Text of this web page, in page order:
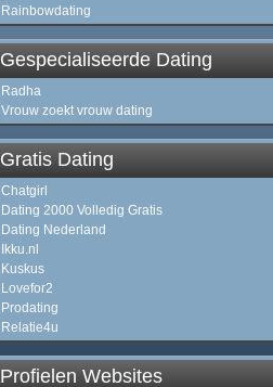
Rainbowdating
Gespecialiseerde Dating
Radha
Vrouw zoekt vrouw dating
Gratis Dating
Chatgirl
Dating 2000 Volledig Gratis
Dating Nederland
Ikku.nl
Kuskus
Lovefor2
Prodating
Relatie4u
Profielen Websites